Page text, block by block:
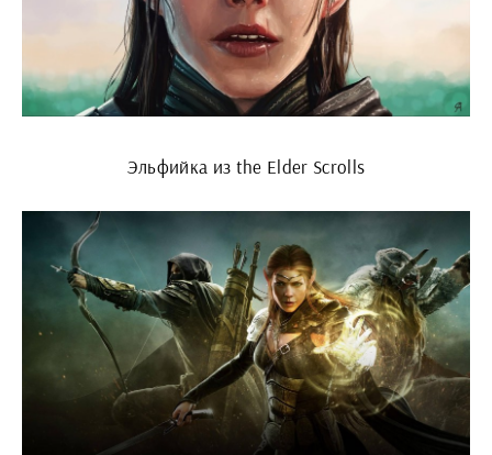
Эльфийка из the Elder Scrolls